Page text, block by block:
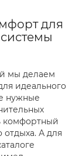
для
мы делаем
идеального
нужные
комфортный
А для